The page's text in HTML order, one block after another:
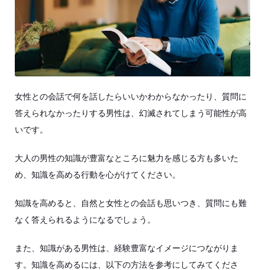
女性との会話で何を話したらいいかわからなかったり、質問に
答えられなかったりする男性は、幻滅されてしまう可能性が高
いです。
大人の男性の知識が豊富なところに魅力を感じる方も多いた
め、知識を高める行動を心がけてください。
知識を高めると、自然と女性との会話も思いつき、質問にも難
なく答えられるようになるでしょう。
また、知識がある男性は、経験豊富なイメージにつながりま
す。知識を高めるには、以下の方法を参考にしてみてくださ